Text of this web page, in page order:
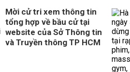
Mời cử tri xem thông tin
tổng hợp về bầu cử tại
website của Sở Thông tin
và Truyền thông TP HCM